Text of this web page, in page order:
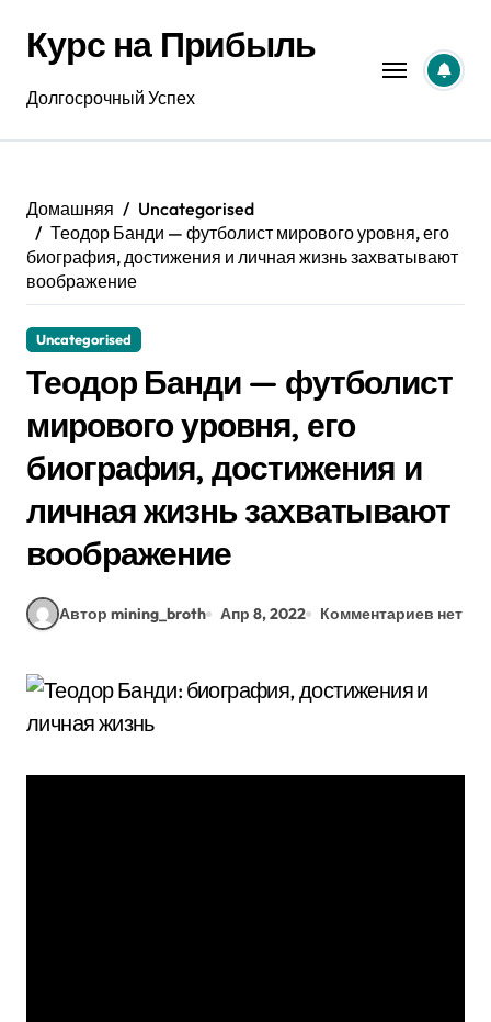
содержанию
Курс на Прибыль
Долгосрочный Успех
Домашняя
Uncategorised
Теодор Банди — футболист мирового уровня, его
биография, достижения и личная жизнь захватывают
воображение
Uncategorised
Теодор Банди — футболист
мирового уровня, его
биография, достижения и
личная жизнь захватывают
воображение
Автор mining_broth Апр 8, 2022 Комментариев нет